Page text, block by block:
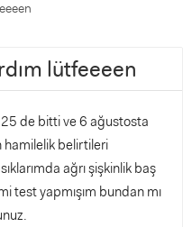
lütfeeeen
de bitti ve 6 ağustosta
hamilelik belirtileri
ağrı şişkinlik baş
test yapmışım bundan mı